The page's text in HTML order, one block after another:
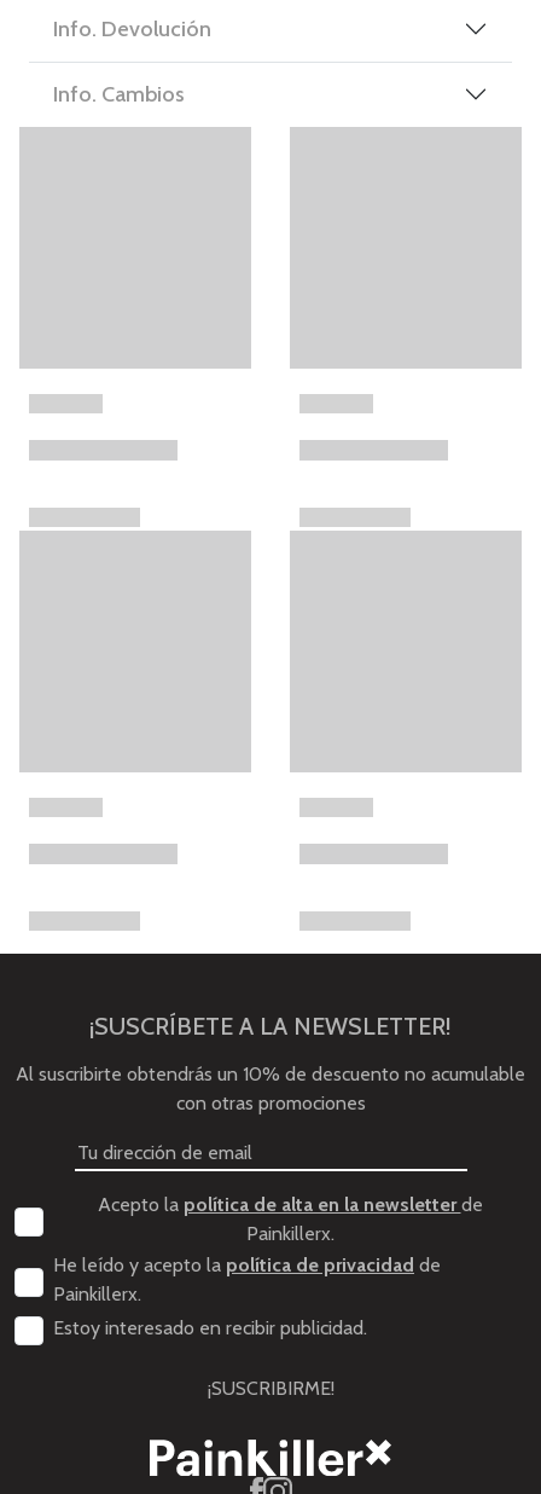
Info. Devolución
Info. Cambios
¡SUSCRÍBETE A LA NEWSLETTER!
Al suscribirte obtendrás un 10% de descuento no acumulable
con otras promociones
Acepto la política de alta en la newsletterde
Painkillerx.
He leído y acepto la política de privacidad de
Painkillerx.
Estoy interesado en recibir publicidad.
¡SUSCRIBIRME!